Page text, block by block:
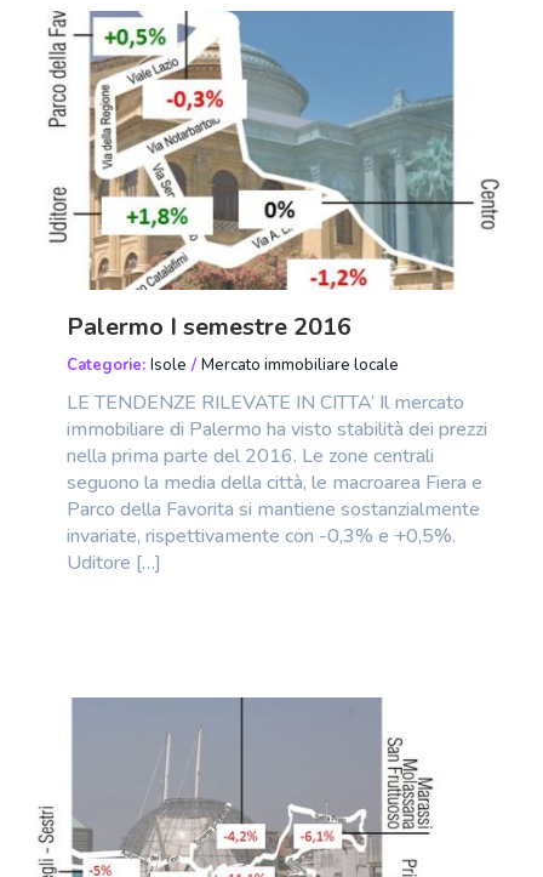
Palermo I semestre 2016
Categorie: Isole / Mercato immobiliare locale
LE TENDENZE RILEVATE IN CITTA’ Il mercato
immobiliare di Palermo ha visto stabilità dei prezzi
nella prima parte del 2016. Le zone centrali
seguono la media della città, le macroarea Fiera e
Parco della Favorita si mantiene sostanzialmente
invariate, rispettivamente con -0,3% e +0,5%.
Uditore […]